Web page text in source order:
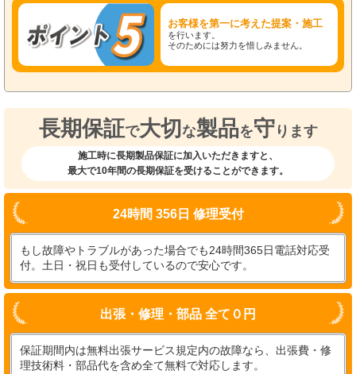
お客様を第一に考えた提案・施工
を行います。
そのためには努力を惜しみません。
長期保証で大切 な製品を守 ります
施工時に長期製品保証に加入いただきますと、
最大で10年間の長期保証を受けることができます。
24時間 356日 修理受付
もし故障やトラブルがあった場合でも24時間365日電話対応受
付。土日・祝日も受付しているので安心です。
出張・修理・部品 全て０円
保証期間内は無料出張サービス規定内の故障なら、出張費・修
理技術料・部品代を含め全て無料で対応します。